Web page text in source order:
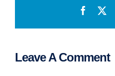
Leave A Comment